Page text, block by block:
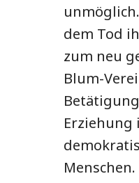
dem Tod
zum neu
Blum-
Erziehung
Menschen.